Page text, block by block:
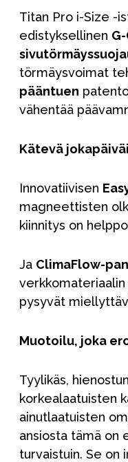
Titan Pro i-Size -
edistyksellinen
törmäysvoimat
pääntuen
vähentää
Kätevä
Innovatiivisen
magneettisten
kiinnitys on
Ja ClimaFlow-
pysyvät
Muotoilu, joka
Tyylikäs,
korkealaatuisten
ainutlaatuisten
ansiosta tämä on
turvaistuin. Se on